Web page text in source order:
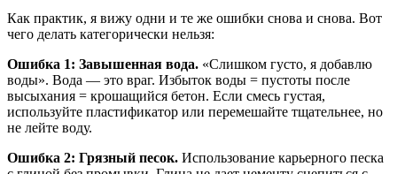
Как практик, я вижу одни и те же ошибки снова и снова. Вот
чего делать категорически нельзя:
Ошибка 1: Завышенная вода. «Слишком густо, я добавлю
воды». Вода — это враг. Избыток воды = пустоты после
высыхания = крошащийся бетон. Если смесь густая,
используйте пластификатор или перемешайте тщательнее, но
не лейте воду.
Ошибка 2: Грязный песок. Использование карьерного песка